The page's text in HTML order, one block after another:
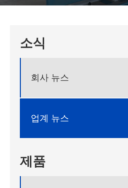
소식
회사 뉴스
업계 뉴스
제품